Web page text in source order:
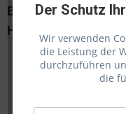
Der Schutz
Wir verwenden
die Leistung der
durchzuführen
die
Bondex Holz Neu
Holzreiniger